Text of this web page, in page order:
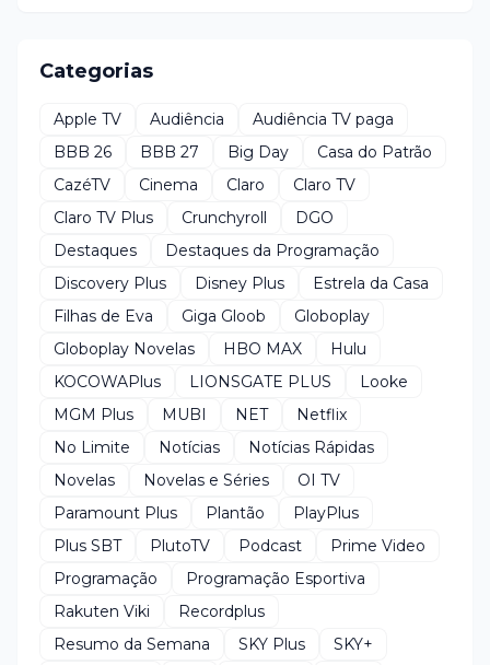
Categorias
Apple TV Audiência
Audiência TV paga
BBB 26
BBB 27 Big Day
Casa do Patrão
CazéTV
Cinema Claro
Claro TV
Claro TV Plus
Crunchyroll
DGO
Destaques
Destaques da Programação
Discovery Plus
Disney Plus
Estrela da Casa
Filhas de Eva
Giga Gloob
Globoplay
Globoplay Novelas
HBO MAX
Hulu
KOCOWAPlus
LIONSGATE PLUS
Looke
MGM Plus
MUBI NET
Netflix
No Limite
Notícias
Notícias Rápidas
Novelas
Novelas e Séries
OI TV
Paramount Plus
Plantão
PlayPlus
Plus SBT
PlutoTV Podcast
Prime Video
Programação
Programação Esportiva
Rakuten Viki
Recordplus
Resumo da Semana
SKY Plus
SKY+